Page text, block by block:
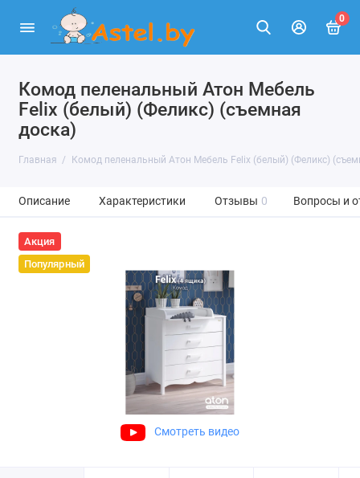
0
Комод пеленальный Атон Мебель
Felix (белый) (Феликс) (съемная
доска)
Главная Комод пеленальный Атон Мебель Felix (белый) (Феликс)
Описание Характеристики Отзывы 0 Вопросы и
Акция
Популярный
Смотреть видео